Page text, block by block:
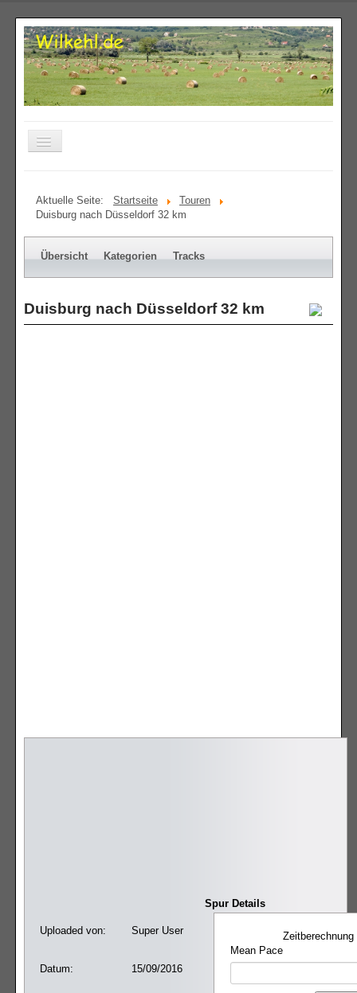
Toggle
Dutch oven Rezepte
Grillen
Pfannengerichte
Touren
Aktuelle Seite: Startseite
Touren
Duisburg nach Düsseldorf 32 km
Übersicht Kategorien Tracks
Duisburg nach Düsseldorf 32 km
Spur Details
Uploaded von: Super User
Zeitberechnung
Mean Pace
Datum: 15/09/2016